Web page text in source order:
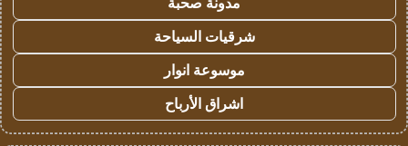
شرقيات السياحة
موسوعة انوار
اشراق الأرباح